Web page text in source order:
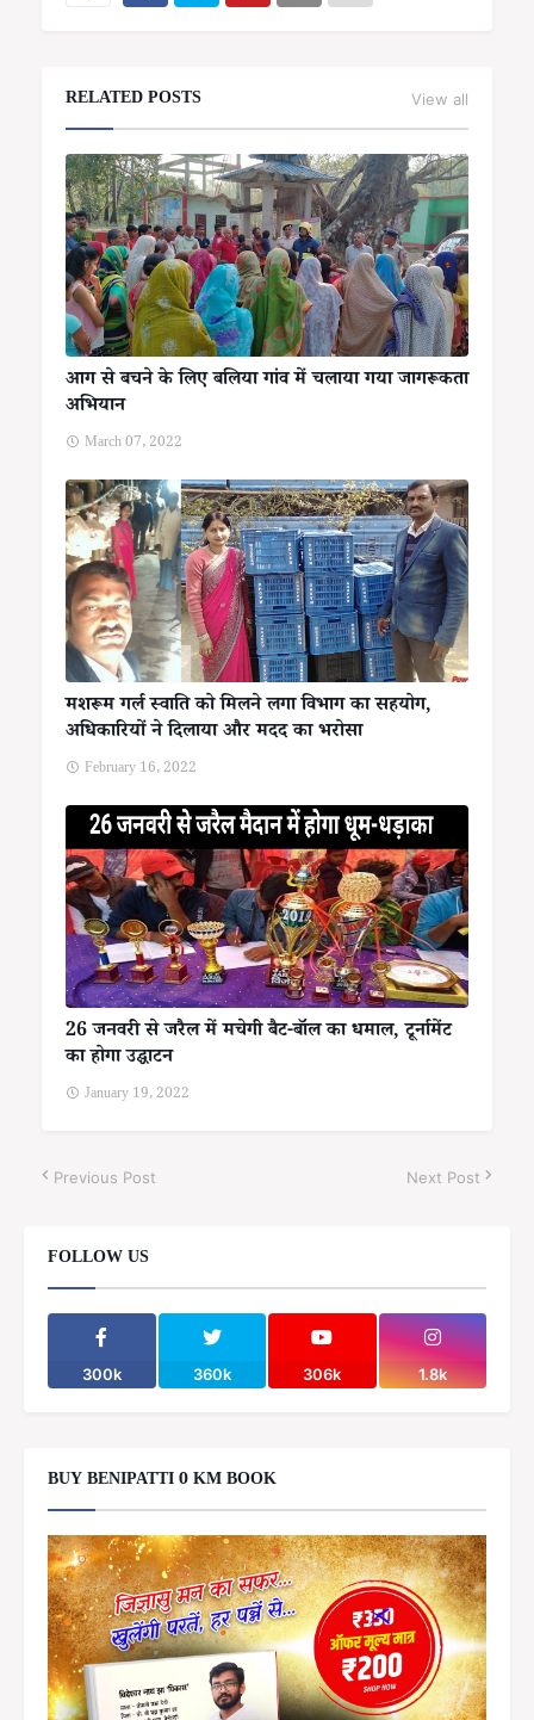
RELATED POSTS View all
आग से बचने के लिए बलिया गांव में चलाया गया जागरूकता
अभियान
March 07, 2022
मशरूम गर्ल स्वाति को मिलने लगा विभाग का सहयोग,
अधिकारियों ने दिलाया और मदद का भरोसा
February 16, 2022
26 जनवरी से जरैल में मचेगी बैट-बॉल का धमाल, टूर्नामेंट
का होगा उद्घाटन
January 19, 2022
Previous Post Next Post
FOLLOW US
300k 360k 306k 1.8k
BUY BENIPATTI 0 KM BOOK